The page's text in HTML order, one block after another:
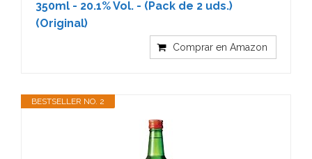
350ml - 20.1% Vol. - (Pack de 2 uds.)
(Original)
Comprar en Amazon
BESTSELLER NO. 2